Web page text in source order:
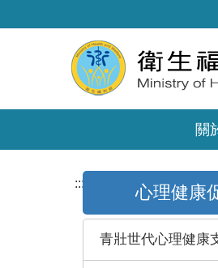
關
::: 心理健康
青壯世代心理健康